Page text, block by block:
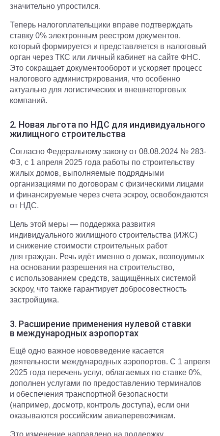
значительно упростился.
Теперь налогоплательщики вправе подтверждать
ставку 0% электронным реестром документов,
который формируется и представляется в налоговый
орган через ТКС или личный кабинет на сайте ФНС.
Это сокращает документооборот и ускоряет процесс
налогового администрирования, что особенно
актуально для логистических и внешнеторговых
компаний.
2. Новая льгота по НДС для индивидуального
жилищного строительства
Согласно Федеральному закону от 08.08.2024 № 283-
ФЗ, с 1 апреля 2025 года работы по строительству
жилых домов, выполняемые подрядными
организациями по договорам с физическими лицами
и финансируемые через счета эскроу, освобождаются
от НДС.
Цель этой меры — поддержка развития
индивидуального жилищного строительства (ИЖС)
и снижение стоимости строительных работ
для граждан. Речь идёт именно о домах, возводимых
на основании разрешения на строительство,
с использованием средств, защищённых системой
эскроу, что также гарантирует добросовестность
застройщика.
3. Расширение применения нулевой ставки
в международных аэропортах
Ещё одно важное нововведение касается
деятельности международных аэропортов. С 1 апреля
2025 года перечень услуг, облагаемых по ставке 0%,
дополнен услугами по предоставлению терминалов
и обеспечения транспортной безопасности
(например, досмотр, контроль доступа), если они
оказываются российским авиаперевозчикам.
Это изменение направлено на поддержку